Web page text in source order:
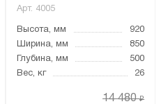
Арт. 4005
Высота, мм
920
Ширина, мм
850
Глубина, мм
500
Вес, кг
26
14 480₽